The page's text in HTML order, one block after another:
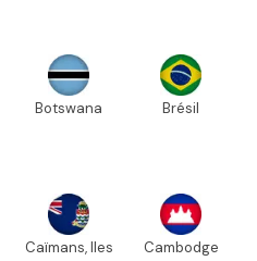
Botswana Brésil
Caïmans, Iles Cambodge